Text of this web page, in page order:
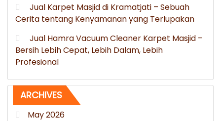
Jual Karpet Masjid di Kramatjati – Sebuah
Cerita tentang Kenyamanan yang Terlupakan
Jual Hamra Vacuum Cleaner Karpet Masjid –
Bersih Lebih Cepat, Lebih Dalam, Lebih
Profesional
ARCHIVES
May 2026